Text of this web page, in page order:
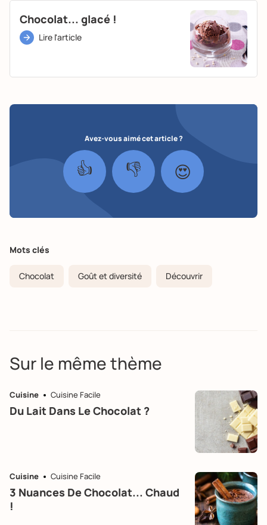
Chocolat... glacé !
Lire l'article
Avez-vous aimé cet article ?
👍 👎 😍
Mots clés
Chocolat Goût et diversité Découvrir
Sur le même thème
Cuisine Cuisine Facile
Du Lait Dans Le Chocolat ?
Cuisine Cuisine Facile
3 Nuances De Chocolat... Chaud
!